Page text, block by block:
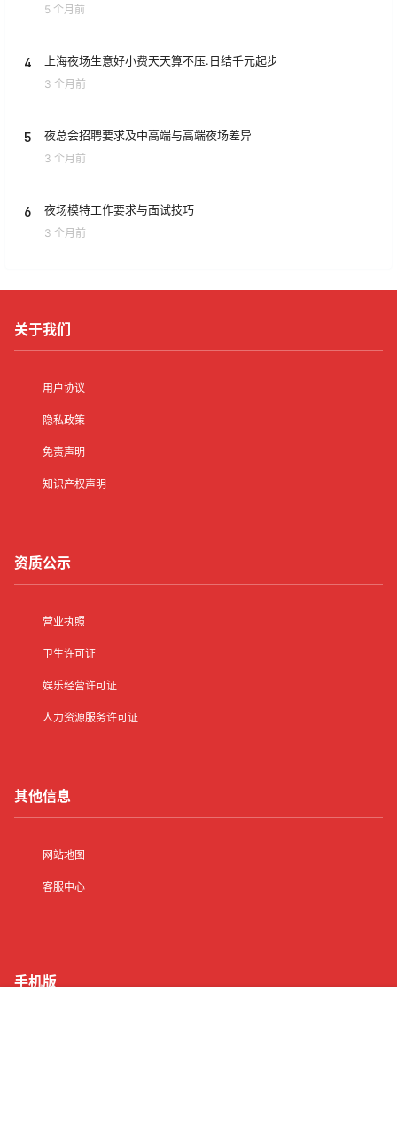
5 个月前
4 上海夜场生意好小费天天算不压.日结千元起步
3 个月前
5 夜总会招聘要求及中高端与高端夜场差异
3 个月前
6 夜场模特工作要求与面试技巧
3 个月前
关于我们
用户协议
隐私政策
免责声明
知识产权声明
资质公示
营业执照
卫生许可证
娱乐经营许可证
人力资源服务许可证
其他信息
网站地图
客服中心
手机版